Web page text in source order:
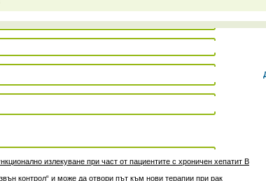
излекуване при част от пациентите с хроничен хепатит B
контрол“ и може да отвори път към нови терапии при рак